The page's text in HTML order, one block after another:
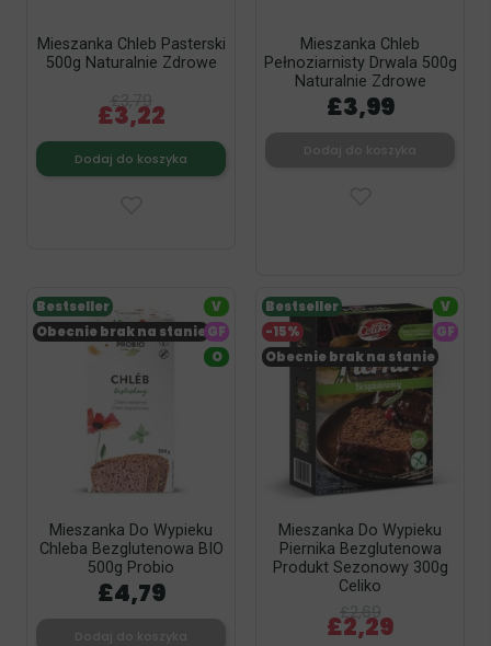
Mieszanka Chleb Pasterski
500g Naturalnie Zdrowe
£3,79
£3,22
Dodaj do koszyka
Mieszanka Chleb
Pełnoziarnisty Drwala 500g
Naturalnie Zdrowe
£3,99
Mieszanka Do Wypieku
Chleba Bezglutenowa BIO
500g Probio
£4,79
Obecnie brak na stanie
Bestseller
V
GF
O
Mieszanka Do Wypieku
Piernika Bezglutenowa
Produkt Sezonowy 300g
Celiko
£2,69
£2,29
-15%
Obecnie brak na stanie
Bestseller
V
GF